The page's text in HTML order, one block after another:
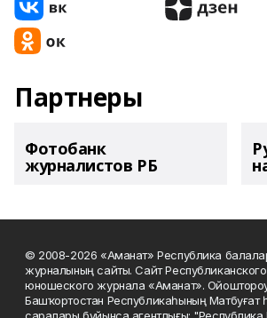
Партнеры
Фотобанк
журналистов РБ
© 2008-2026 «Аманат» Республика
журналының сайты. Сайт
юношеского журнала «Аманат».
Башҡортостан Республикаһының Матбуғат